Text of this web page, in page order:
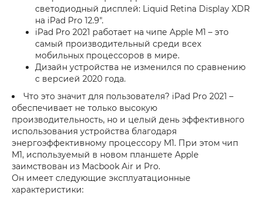
светодиодный дисплей: Liquid Retina Display XDR
на iPad Pro 12.9″.
iPad Pro 2021 работает на чипе Apple M1 – это
самый производительный среди всех
мобильных процессоров в мире.
Дизайн устройства не изменился по сравнению
с версией 2020 года.
Что это значит для пользователя? iPad Pro 2021 –
обеспечивает не только высокую
производительность, но и целый день эффективного
использования устройства благодаря
энергоэффективному процессору M1. При этом чип
M1, используемый в новом планшете Apple
заимствован из Macbook Air и Pro.
Он имеет следующие эксплуатационные
характеристики: